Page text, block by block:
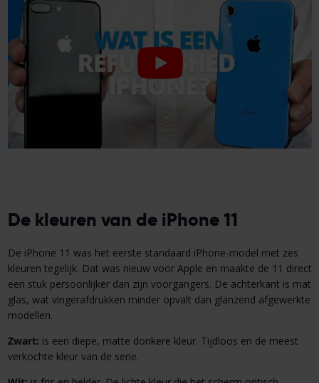
De kleuren van de iPhone 11
De iPhone 11 was het eerste standaard iPhone-model met zes
kleuren tegelijk. Dat was nieuw voor Apple en maakte de 11 direct
een stuk persoonlijker dan zijn voorgangers. De achterkant is mat
glas, wat vingerafdrukken minder opvalt dan glanzend afgewerkte
modellen.
Zwart: is een diepe, matte donkere kleur. Tijdloos en de meest
verkochte kleur van de serie.